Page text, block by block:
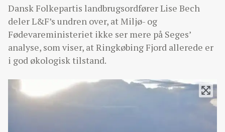
Dansk Folkepartis landbrugsordfører Lise Bech
deler L&F’s undren over, at Miljø- og
Fødevareministeriet ikke ser mere på Seges’
analyse, som viser, at Ringkøbing Fjord allerede er
i god økologisk tilstand.